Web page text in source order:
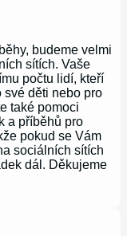
budeme velmi
sítích. Vaše
počtu lidí, kteří
své děti nebo pro
také pomoci
a příběhů pro
pokud se Vám
sociálních sítích
dál. Děkujeme